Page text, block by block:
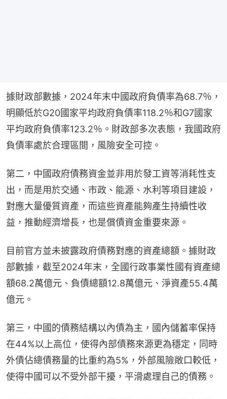
據財政部數據，2024年末中國政府負債率為68.7％，
明顯低於G20國家平均政府負債率118.2％和G7國家
平均政府負債率123.2％。財政部多次表態，我國政府
負債率處於合理區間，風險安全可控。
第二，中國政府債務資金並非用於發工資等消耗性支
出，而是用於交通、市政、能源、水利等項目建設，
對應大量優質資產，而這些資產能夠產生持續性收
益，推動經濟增長，也是償債資金重要來源。
目前官方並未披露政府債務對應的資產總額。據財政
部數據，截至2024年末，全國行政事業性國有資產總
額68.2萬億元、負債總額12.8萬億元、淨資產55.4萬
億元。
第三，中國的債務結構以內債為主，國內儲蓄率保持
在44%以上高位，使得內部債務來源更為穩定，同時
外債佔總債務量的比重約為5%，外部風險敞口較低，
使得中國可以不受外部干擾，平滑處理自己的債務。